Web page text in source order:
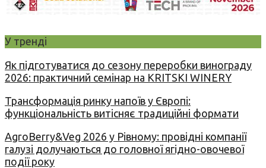
У тренді
Як підготуватися до сезону переробки винограду
2026: практичний семінар на KRITSKI WINERY
Трансформація ринку напоїв у Європі:
функціональність витісняє традиційні формати
AgroBerry&Veg 2026 у Рівному: провідні компанії
галузі долучаються до головної ягідно-овочевої
події року